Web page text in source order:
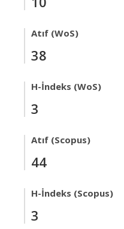
Atıf (WoS)
38
H-İndeks (WoS)
3
Atıf (Scopus)
44
H-İndeks (Scopus)
3